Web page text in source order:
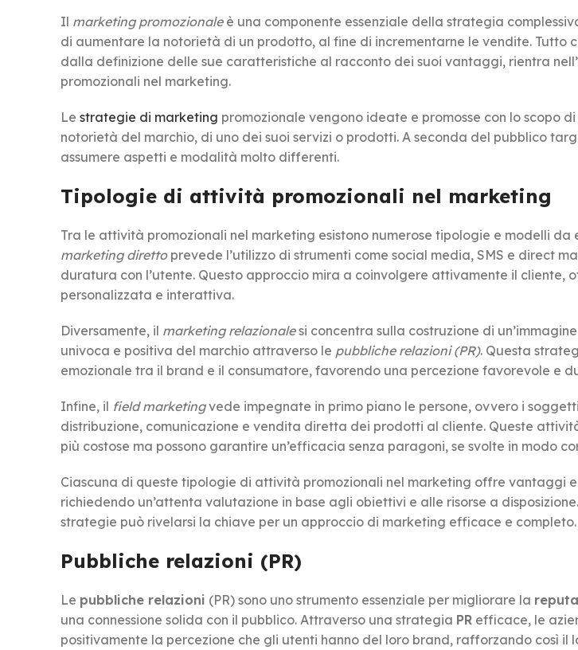
Il marketing promozionaleè una componente essenziale della strategia
di aumentare la notorietà di un prodotto, al fine di incrementarne le vendite. Tutto
dalla definizione delle sue caratteristiche al racconto dei suoi vantaggi, rientra
promozionali nel marketing.
Le strategie di marketing promozionale vengono ideate e promosse con lo scopo
notorietà del marchio, di uno dei suoi servizi o prodotti. A seconda del pubblico
assumere aspetti e modalità molto differenti.
Tipologie di attività promozionali nel marketing
Tra le attività promozionali nel marketing esistono numerose tipologie e modelli da
marketing direttoprevede l’utilizzo di strumenti come social media, SMS e direct
duratura con l’utente. Questo approccio mira a coinvolgere attivamente il cliente,
personalizzata e interattiva.
Diversamente, il marketing relazionalesi concentra sulla costruzione di
univoca e positiva del marchio attraverso le pubbliche relazioni (PR). Questa
emozionale tra il brand e il consumatore, favorendo una percezione favorevole e
Infine, il field marketingvede impegnate in primo piano le persone, ovvero i
distribuzione, comunicazione e vendita diretta dei prodotti al cliente. Queste
più costose ma possono garantire un’efficacia senza paragoni, se svolte in modo
Ciascuna di queste tipologie di attività promozionali nel marketing offre vantaggi
richiedendo un’attenta valutazione in base agli obiettivi e alle risorse a
strategie può rivelarsi la chiave per un approccio di marketing efficace e completo.
Pubbliche relazioni (PR)
Le pubbliche relazioni (PR) sono uno strumento essenziale per migliorare la
una connessione solida con il pubblico. Attraverso una strategia PR efficace, le
positivamente la percezione che gli utenti hanno del loro brand, rafforzando così il